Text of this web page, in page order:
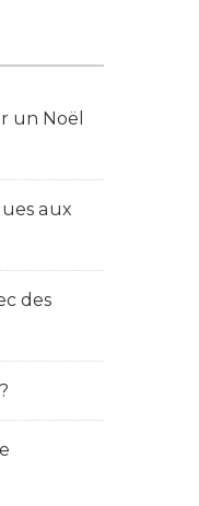
un Noël
aux
des